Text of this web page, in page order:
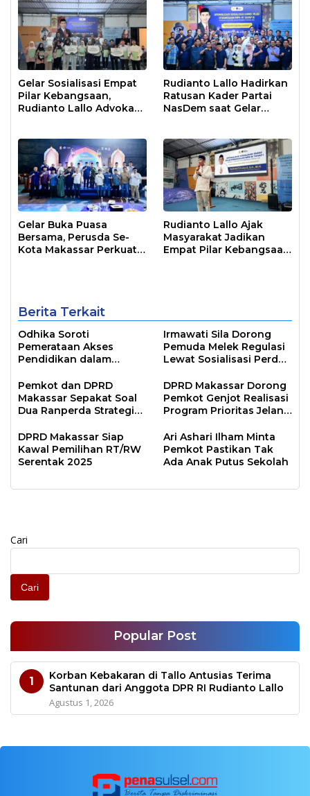
Gelar Sosialisasi Empat
Pilar Kebangsaan,
Rudianto Lallo Advokasi
Rudianto Lallo Hadirkan
Ratusan Kader Partai
NasDem saat Gelar
Gelar Buka Puasa
Bersama, Perusda Se-
Kota Makassar Perkuat
Rudianto Lallo Ajak
Masyarakat Jadikan
Empat Pilar Kebangsaan
Berita Terkait
Odhika Soroti
Pemerataan Akses
Pendidikan dalam
Irmawati Sila Dorong
Pemuda Melek Regulasi
Lewat Sosialisasi Perda
Pemkot dan DPRD
Makassar Sepakat Soal
Dua Ranperda Strategis
Depan
DPRD Makassar Dorong
Pemkot Genjot Realisasi
Program Prioritas Jelang
DPRD Makassar Siap
Kawal Pemilihan RT/RW
Serentak 2025
Ari Ashari Ilham Minta
Pemkot Pastikan Tak
Ada Anak Putus Sekolah
Cari
Cari
Popular Post
1
Korban Kebakaran di Tallo Antusias Terima
Santunan dari Anggota DPR RI Rudianto Lallo
Agustus 1, 2026